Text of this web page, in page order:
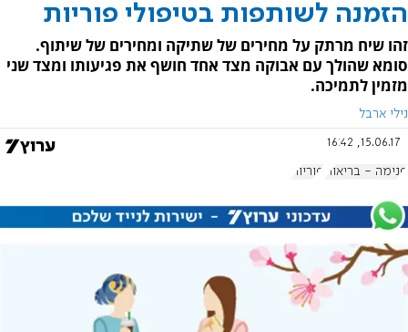
הזמנה לשותפות בטיפולי פוריות
זהו שיח מרתק על מחירים של שתיקה ומחירים של שיתוף.
סומא שהולך עם אבוקה מצד אחד חושף את פגיעותו ומצד שני
מזמין לתמיכה.
נילי ארבל
15.06.17, 16:42
פנימה - בריאות פוריות